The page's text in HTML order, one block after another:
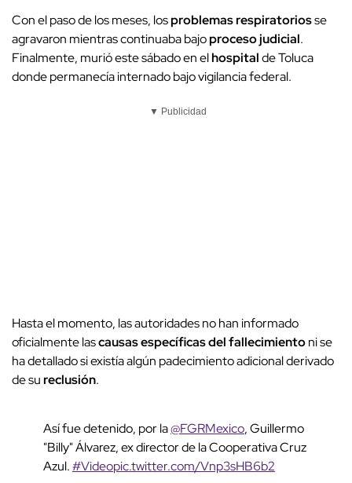
Con el paso de los meses, losproblemas respiratoriosse
agravaron mientras continuaba bajoproceso judicial.
Finalmente, murió este sábado en elhospitalde Toluca
donde permanecía internado bajo vigilancia federal.
▼ Publicidad
Hasta el momento, las autoridades no han informado
oficialmente lascausas específicas del fallecimientoni se
ha detallado si existía algún padecimiento adicional derivado
de sureclusión.
Así fue detenido, por la@FGRMexico, Guillermo
"Billy" Álvarez, ex director de la Cooperativa Cruz
Azul.#Videopic.twitter.com/Vnp3sHB6b2